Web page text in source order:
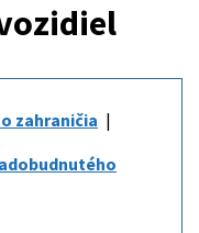
zahraničia